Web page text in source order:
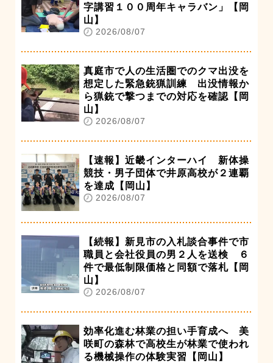
字講習１００周年キャラバン」【岡
山】
2026/08/07
真庭市で人の生活圏でのクマ出没を
想定した緊急銃猟訓練 出没情報か
ら猟銃で撃つまでの対応を確認【岡
山】
2026/08/07
【速報】近畿インターハイ 新体操
競技・男子団体で井原高校が２連覇
を達成【岡山】
2026/08/07
【続報】新見市の入札談合事件で市
職員と会社役員の男２人を送検 ６
件で最低制限価格と同額で落札【岡
山】
2026/08/07
効率化進む林業の担い手育成へ 美
咲町の森林で高校生が林業で使われ
る機械操作の体験実習【岡山】